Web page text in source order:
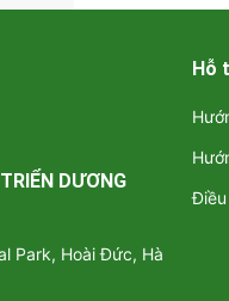
DƯƠNG
Park, Hoài Đức, Hà
Hỗ
Điều